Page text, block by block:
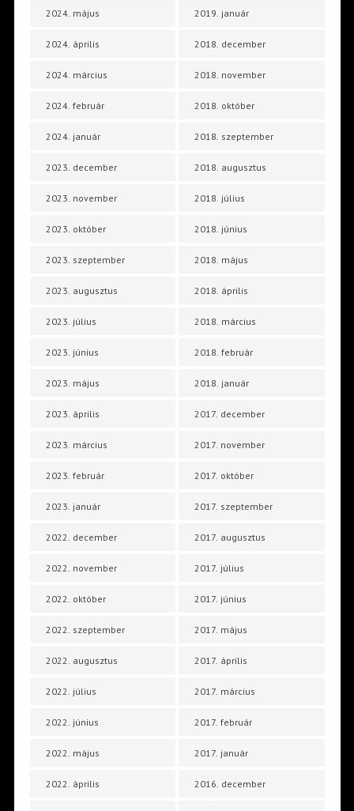
2024. május
2024. április
2024. március
2024. február
2024. január
2023. december
2023. november
2023. október
2023. szeptember
2023. augusztus
2023. július
2023. június
2023. május
2023. április
2023. március
2023. február
2023. január
2022. december
2022. november
2022. október
2022. szeptember
2022. augusztus
2022. július
2022. június
2022. május
2022. április
2019. január
2018. december
2018. november
2018. október
2018. szeptember
2018. augusztus
2018. július
2018. június
2018. május
2018. április
2018. március
2018. február
2018. január
2017. december
2017. november
2017. október
2017. szeptember
2017. augusztus
2017. július
2017. június
2017. május
2017. április
2017. március
2017. február
2017. január
2016. december